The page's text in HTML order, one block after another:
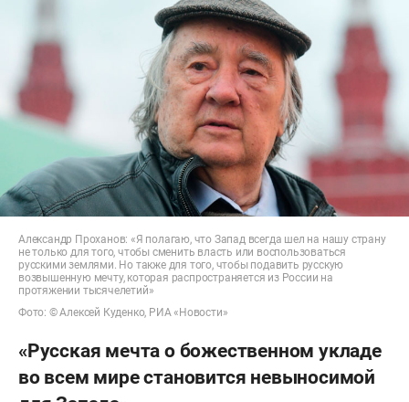
Александр Проханов: «Я полагаю, что Запад всегда шел на нашу страну
не только для того, чтобы сменить власть или воспользоваться
русскими землями. Но также для того, чтобы подавить русскую
возвышенную мечту, которая распространяется из России на
протяжении тысячелетий»
Фото: © Алексей Куденко, РИА «Новости»
«Русская мечта о божественном укладе
во всем мире становится невыносимой